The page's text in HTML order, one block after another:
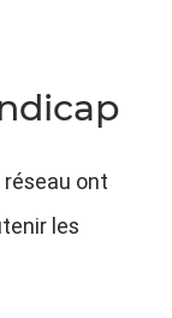
réseau ont
les